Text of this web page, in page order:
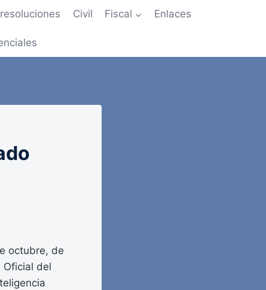
Civil Fiscal Enlaces
octubre, de
Oficial del